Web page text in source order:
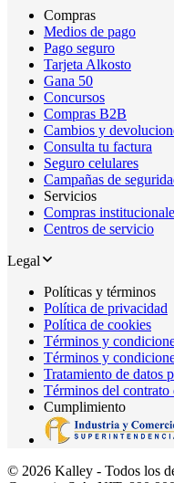
Compras
Medios de pago
Pago seguro
Tarjeta Alkosto
Gana 50
Concursos
Compras B2B
Cambios y
Consulta tu factura
Seguro celulares
Campañas de
Servicios
Compras
Centros de servicio
Legal
Políticas y términos
Política de privacidad
Política de cookies
Términos y
Términos y
Tratamiento de datos
Términos del contrato
Cumplimiento
© 2026 Kalley - Todos los